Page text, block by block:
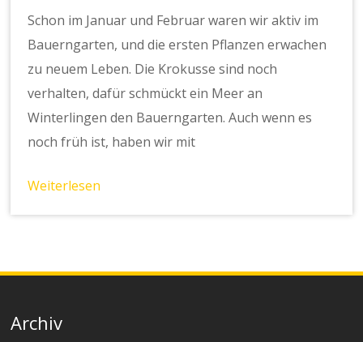
Schon im Januar und Februar waren wir aktiv im
Bauerngarten, und die ersten Pflanzen erwachen
zu neuem Leben. Die Krokusse sind noch
verhalten, dafür schmückt ein Meer an
Winterlingen den Bauerngarten. Auch wenn es
noch früh ist, haben wir mit
Weiterlesen
Archiv